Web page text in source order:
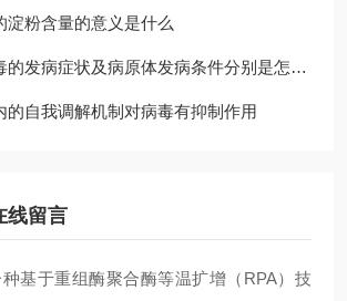
淀粉含量的意义是什么
发病症状及病原体发病条件分别是怎么样的
的自我调解机制对病毒有抑制作用
线留言
基于重组酶聚合酶等温扩增（RPA）技